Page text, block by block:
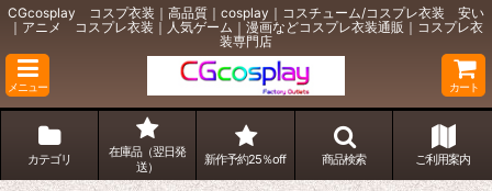
CGcosplay コスプ衣装｜高品質｜cosplay｜コスチューム/コスプレ衣装 安い
｜アニメ コスプレ衣装｜人気ゲーム｜漫画などコスプレ衣装通販｜コスプレ衣
装専門店
メニュー カート
カテゴリ
在庫品（翌日発
送）
新作予約25％off 商品検索 ご利用案内